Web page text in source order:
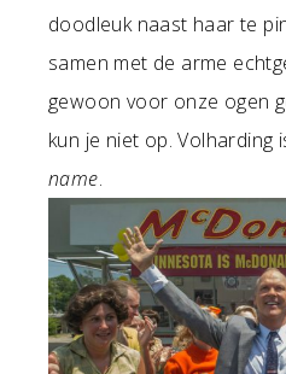
doodleuk naast haar te
samen met de arme
gewoon voor onze ogen
kun je niet op. Volharding
name.